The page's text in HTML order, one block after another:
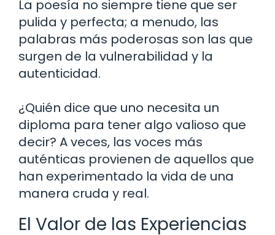
La poesía no siempre tiene que ser
pulida y perfecta; a menudo, las
palabras más poderosas son las que
surgen de la vulnerabilidad y la
autenticidad.
¿Quién dice que uno necesita un
diploma para tener algo valioso que
decir? A veces, las voces más
auténticas provienen de aquellos que
han experimentado la vida de una
manera cruda y real.
El Valor de las Experiencias